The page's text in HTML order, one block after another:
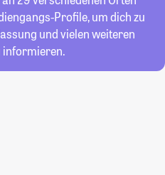
Profile, um dich zu
und vielen weiteren
informieren.